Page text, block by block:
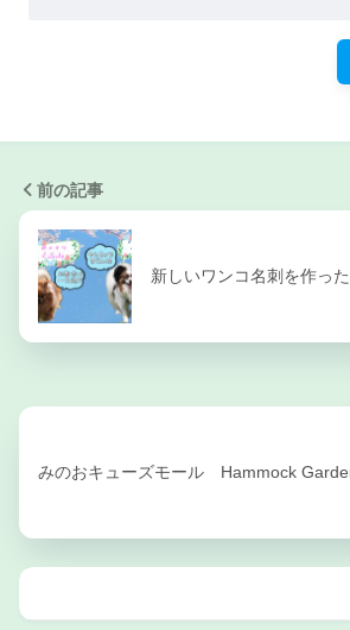
前の記事
新しいワンコ名刺を作った
みのおキューズモール Hammock